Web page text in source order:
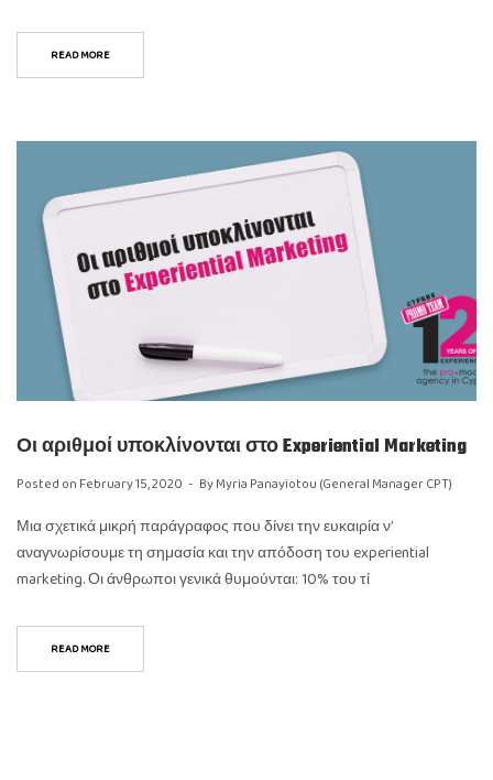
READ MORE
Οι αριθμοί υποκλίνονται στο Experiential Marketing
Posted on February 15, 2020 ByMyria Panayiotou (General Manager CPT)
Μια σχετικά μικρή παράγραφος που δίνει την ευκαιρία ν’
αναγνωρίσουμε τη σημασία και την απόδοση του experiential
marketing. Οι άνθρωποι γενικά θυμούνται: 10% του τί
READ MORE